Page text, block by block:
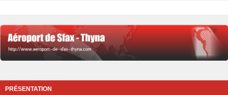
PRÉSENTATION